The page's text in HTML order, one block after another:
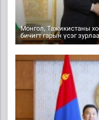
Монгол, Тажикистаны
бичигт гарын үсэг зурлаа